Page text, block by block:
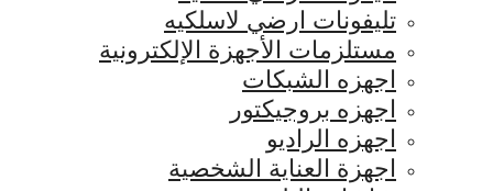
تليفونات ارضي لاسلكيه
مستلزمات الأجهزة الإلكترونية
اجهزه الشبكات
اجهزه بروجيكتور
اجهزه الراديو
اجهزة العناية الشخصية